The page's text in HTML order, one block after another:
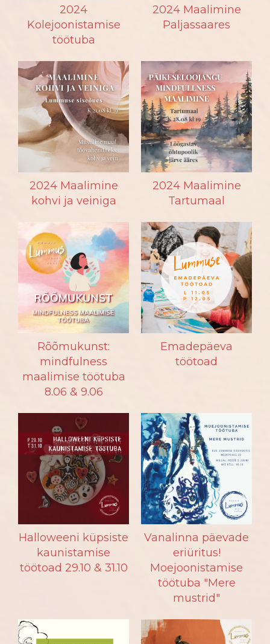
2024
Kolejoonistamise
töötuba
2024 Maalimine
Paljassaares
2024 Maalimine
kohvi ja veiniga
2024 Maalimine
Tartumaal
Rõõmukunst:
mindfulness
maalimise töötuba
8.06 & 9.06
Emadepäeva
töötoad
Halloweeni küpsiste
kaunistamise
töötoad 29.10 & 31.10
Vanalinna päevade
eriüritus!
Moejoonistamise
töötuba "Mere
mustrid"